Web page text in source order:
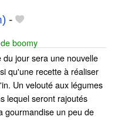
-
boomy
du jour sera une nouvelle
qu'une recette à réaliser
Un velouté aux légumes
lequel seront rajoutés
gourmandise un peu de